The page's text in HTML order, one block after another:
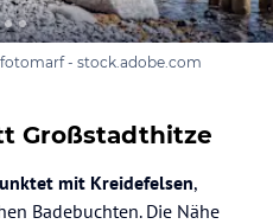
- stock.adobe.com
Großstadthitze
mit Kreidefelsen,
Badebuchten. Die Nähe